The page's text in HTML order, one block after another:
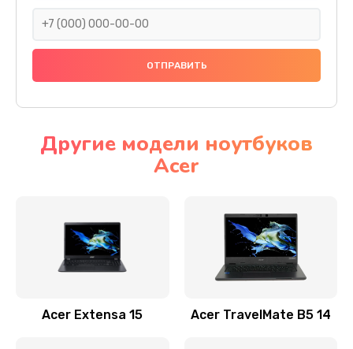
Ремонт подсветки
Настройка BIOS
Замена видеочипа
Заказать
Другие модели ноутбуков
Acer
Acer Extensa 15 Acer TravelMate B5 14